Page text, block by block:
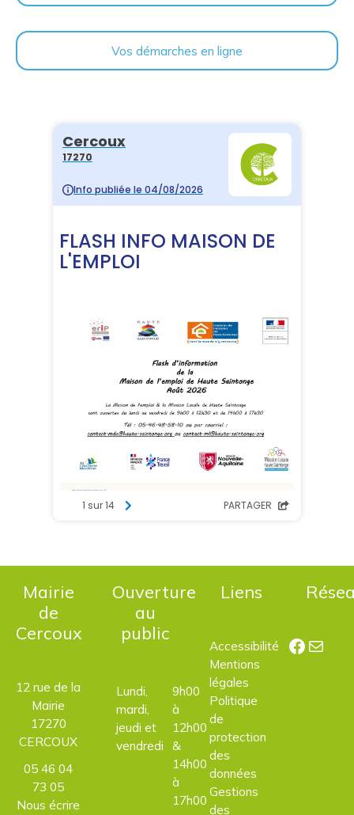
Vos démarches en ligne
Mairie
de
Cercoux
12 rue de la
Mairie
17270
CERCOUX
05 46 04
73 05
Nous écrire
Ouverture
au
public
Lundi,
mardi,
jeudi et
vendredi
9h00
à
12h00
&
14h00
à
17h00
Liens
Accessibilité
Mentions
légales
Politique
de
protection
des
données
Gestions
des
E-mail